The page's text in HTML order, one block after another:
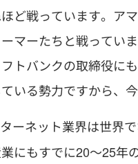
ど戦っています。ア
マーたちと戦ってい
トバンクの取締役に
いる勢力ですから、
ーネット業界は世界
にもすでに20～25